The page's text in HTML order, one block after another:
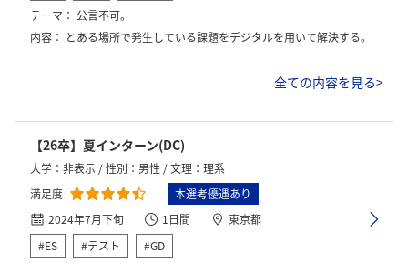
テーマ： 公言不可。
内容： とある場所で発生している課題をデジタルを用いて解決する。
全ての内容を見る>
【26卒】夏インターン(DC)
大学：非表示 / 性別：男性 / 文理：理系
満足度
本選考優遇あり
2024年7月下旬
1日間
東京都
#ES
#テスト
#GD